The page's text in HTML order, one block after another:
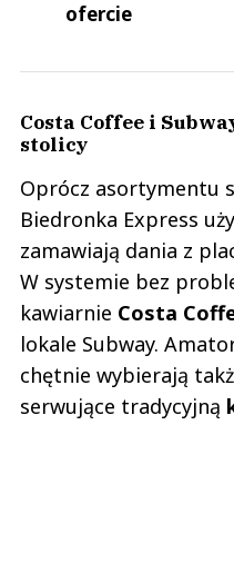
ofercie
Costa Coffee i
stolicy
Oprócz asortymentu
Biedronka Express
zamawiają dania z
W systemie bez
kawiarnie Costa
lokale Subway.
chętnie wybierają
serwujące tradycyjną